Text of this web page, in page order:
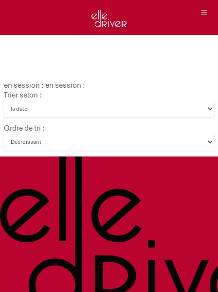
en session : en session :
Trier selon :
Ordre de tri :